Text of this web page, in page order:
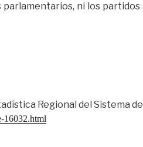
parlamentarios, ni los
Regional del Sistema de
16032.html